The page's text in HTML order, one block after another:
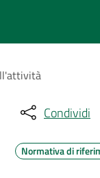
Condividi
Normativa di